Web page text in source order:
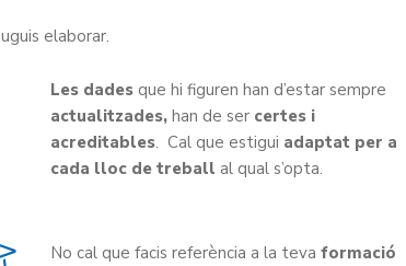
elaborar.
Les dades que hi figuren han d’estar sempre
actualitzades,han de ser certes i
acreditables. Cal que estigui adaptat per a
cada lloc de treball al qual s’opta.
No cal que facis referència a la teva formació